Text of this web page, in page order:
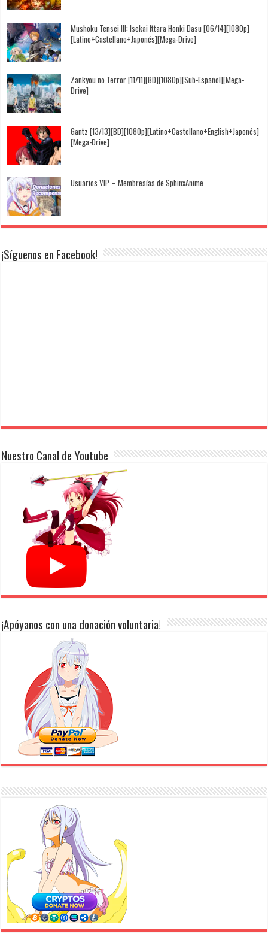
Mushoku Tensei III: Isekai Ittara Honki Dasu [06/14][1080p]
[Latino+Castellano+Japonés][Mega-Drive]
Zankyou no Terror [11/11][BD][1080p][Sub-Español][Mega-
Drive]
Gantz [13/13][BD][1080p][Latino+Castellano+English+Japonés]
[Mega-Drive]
Usuarios VIP – Membresías de SphinxAnime
¡Síguenos en Facebook!
Nuestro Canal de Youtube
¡Apóyanos con una donación voluntaria!